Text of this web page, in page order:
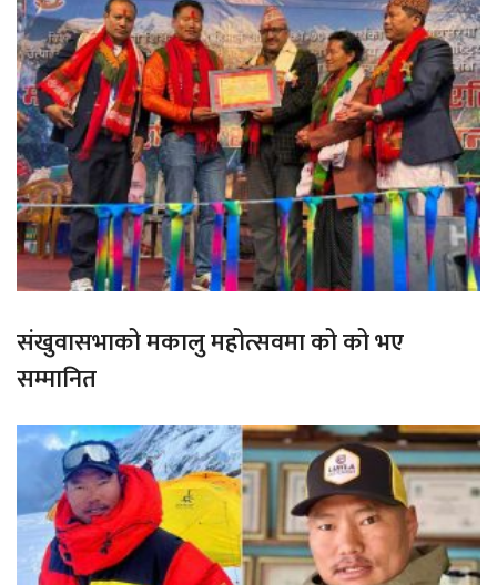
संखुवासभाको मकालु महोत्सवमा को को भए
सम्मानित